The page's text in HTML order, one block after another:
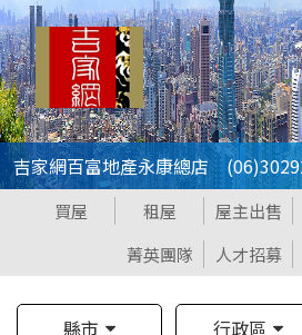
吉家網百富地產永康總店
買屋 租屋 屋主出售
菁英團隊
人才招募
縣市 行政區